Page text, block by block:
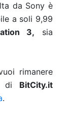
da Sony è
a soli 9,99
3, sia
rimanere
di BitCity.it
.